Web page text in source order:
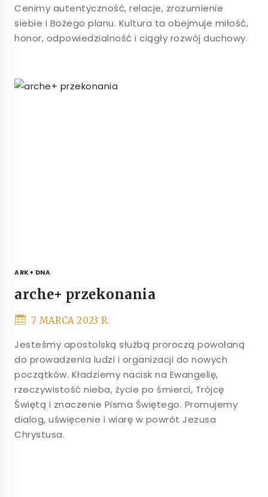
Cenimy autentyczność, relacje, zrozumienie
siebie i Bożego planu. Kultura ta obejmuje miłość,
honor, odpowiedzialność i ciągły rozwój duchowy.
ARK+ DNA
arche+ przekonania
7 MARCA 2023 R.
Jesteśmy apostolską służbą proroczą powołaną
do prowadzenia ludzi i organizacji do nowych
początków. Kładziemy nacisk na Ewangelię,
rzeczywistość nieba, życie po śmierci, Trójcę
Świętą i znaczenie Pisma Świętego. Promujemy
dialog, uświęcenie i wiarę w powrót Jezusa
Chrystusa.